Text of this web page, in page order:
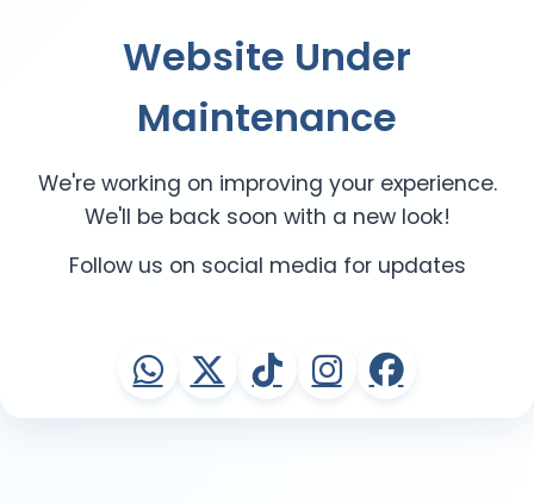
Website Under
Maintenance
We're working on improving your experience.
We'll be back soon with a new look!
Follow us on social media for updates